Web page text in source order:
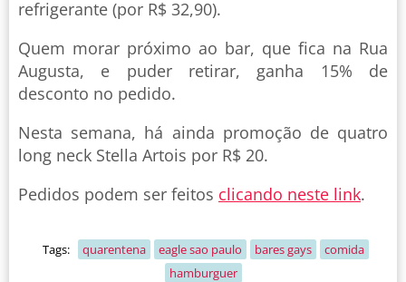
refrigerante (por R$ 32,90).
Quem morar próximo ao bar, que fica na Rua
Augusta, e puder retirar, ganha 15% de
desconto no pedido.
Nesta semana, há ainda promoção de quatro
long neck Stella Artois por R$ 20.
Pedidos podem ser feitos clicando neste link.
Tags: quarentena eagle sao paulo bares gays
comida
hamburguer